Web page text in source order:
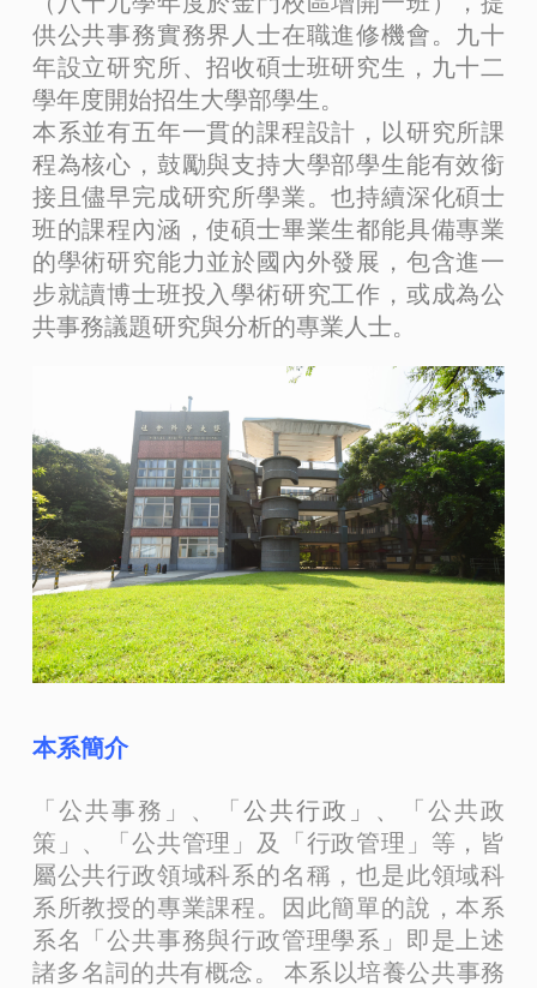
供公共事務實務界人士在職進修機會。九十
年設立研究所、招收碩士班研究生，九十二
學年度開始招生大學部學生。
本系並有五年一貫的課程設計，以研究所課
程為核心，鼓勵與支持大學部學生能有效銜
接且儘早完成研究所學業。也持續深化碩士
班的課程內涵，使碩士畢業生都能具備專業
的學術研究能力並於國內外發展，包含進一
步就讀博士班投入學術研究工作，或成為公
共事務議題研究與分析的專業人士。
本系簡介
「公共事務」、「公共行政」、「公共政
策」、「公共管理」及「行政管理」等，皆
屬公共行政領域科系的名稱，也是此領域科
系所教授的專業課程。因此簡單的說，本系
系名「公共事務與行政管理學系」即是上述
諸多名詞的共有概念。 本系以培養公共事務